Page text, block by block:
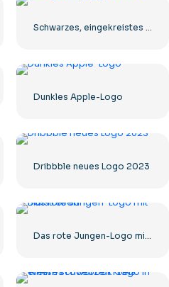
Schwarzes, eingekreistes Instagram-Logo
Dunkles Apple-Logo
Dribbble neues Logo 2023
Das rote Jungen-Logo mit Blutstreifen